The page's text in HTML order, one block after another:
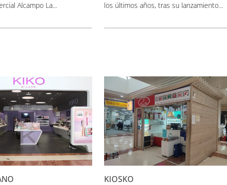
Alcampo La...
los últimos años, tras su lanzamiento...
KIOSKO